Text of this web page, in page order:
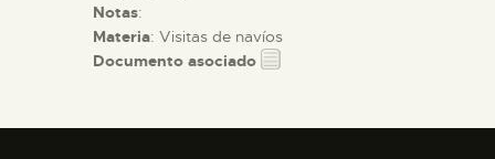
Notas:
Materia: Visitas de navíos
Documento asociado